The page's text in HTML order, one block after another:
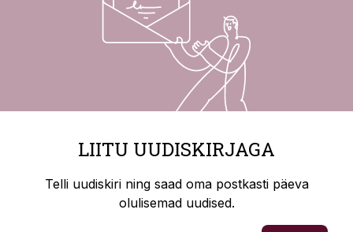
LIITU UUDISKIRJAGA
Telli uudiskiri ning saad oma postkasti päeva
olulisemad uudised.